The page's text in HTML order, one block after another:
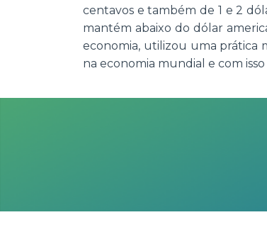
centavos e também de 1 e 2
mantém abaixo do dólar
economia, utilizou uma prática
na economia mundial e com